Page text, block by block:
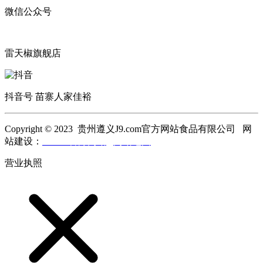
微信公众号
雷天椒旗舰店
抖音号 苗寨人家佳裕
Copyright © 2023 贵州遵义J9.com官方网站食品有限公司 网
站建设：
营业执照